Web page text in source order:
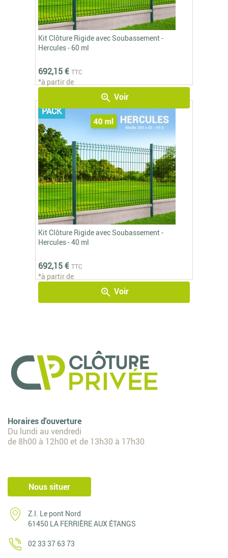
Kit Clôture Rigide avec Soubassement -
Hercules - 60 ml
692,15 € TTC
*à partir de
zoom_in Voir
Kit Clôture Rigide avec Soubassement -
Hercules - 40 ml
692,15 € TTC
*à partir de
zoom_in Voir
PACK
Horaires d'ouverture
Du lundi au vendredi
de 8h00 à 12h00 et de 13h30 à 17h30
Nous situer
Z.I. Le pont Nord
61450 LA FERRIÈRE AUX ÉTANGS
02 33 37 63 73